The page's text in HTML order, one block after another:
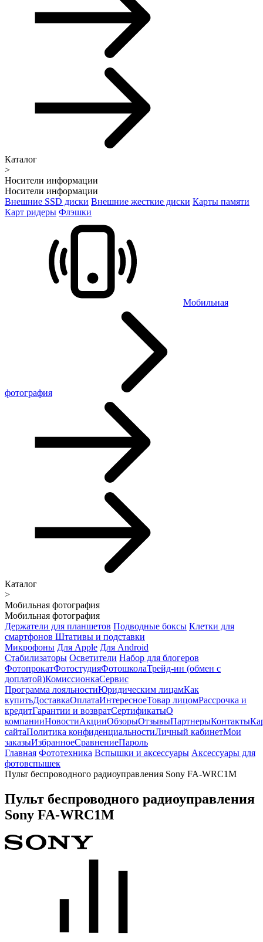
Каталог
>
Носители информации
Носители информации
Внешние SSD диски Внешние жесткие диски Карты памяти
Карт ридеры Флэшки
Мобильная
фотография
Каталог
>
Мобильная фотография
Мобильная фотография
Держатели для планшетов Подводные боксы Клетки для
смартфонов Штативы и подставки
Микрофоны Для Apple Для Android
Стабилизаторы Осветители Набор для блогеров
ФотопрокатФотостудияФотошколаТрейд-ин (обмен с
доплатой)КомиссионкаСервис
Программа лояльностиЮридическим лицамКак
купитьДоставкаОплатаИнтересноеТовар лицомРассрочка и
кредитГарантии и возвратСертификатыО
компанииНовостиАкцииОбзорыОтзывыПартнерыКонтакты
сайтаПолитика конфиденциальностиЛичный кабинетМои
заказыИзбранноеСравнениеПароль
Главная Фототехника Вспышки и аксессуары Аксессуары для
фотовспышек
Пульт беспроводного радиоуправления Sony FA-WRC1M
Пульт беспроводного радиоуправления
Sony FA-WRC1M